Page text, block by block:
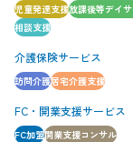
児童発達支援放課後等デイ
相談支援
介護保険サービス
訪問介護居宅介護支援
FC・開業支援サービス
FC加盟開業支援コンサル